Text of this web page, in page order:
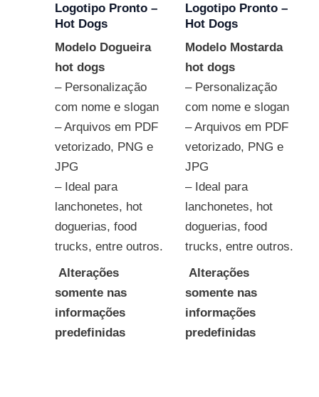
Logotipo Pronto –
Hot Dogs
Modelo Dogueira
hot dogs
– Personalização
com nome e slogan
– Arquivos em PDF
vetorizado, PNG e
JPG
– Ideal para
lanchonetes, hot
doguerias, food
trucks, entre outros.
Alterações
somente nas
informações
predefinidas
Logotipo Pronto –
Hot Dogs
Modelo Mostarda
hot dogs
– Personalização
com nome e slogan
– Arquivos em PDF
vetorizado, PNG e
JPG
– Ideal para
lanchonetes, hot
doguerias, food
trucks, entre outros.
Alterações
somente nas
informações
predefinidas